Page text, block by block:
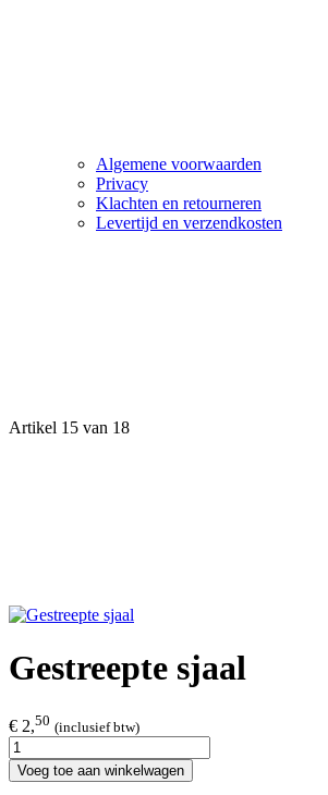
Algemene voorwaarden
Privacy
Klachten en retourneren
Levertijd en verzendkosten
Artikel 15 van 18
Gestreepte sjaal
€ 2,50 (inclusief btw)
Voeg toe aan winkelwagen